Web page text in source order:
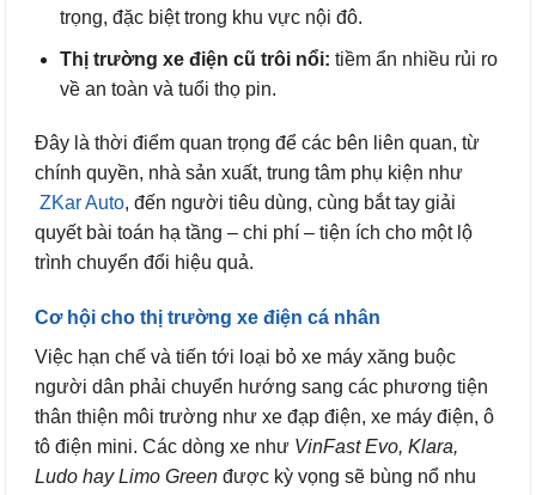
trọng, đặc biệt trong khu vực nội đô.
Thị trường xe điện cũ trôi nổi: tiềm ẩn nhiều rủi ro
về an toàn và tuổi thọ pin.
Đây là thời điểm quan trọng để các bên liên quan, từ
chính quyền, nhà sản xuất, trung tâm phụ kiện như
ZKar Auto, đến người tiêu dùng, cùng bắt tay giải
quyết bài toán hạ tầng – chi phí – tiện ích cho một lộ
trình chuyển đổi hiệu quả.
Cơ hội cho thị trường xe điện cá nhân
Việc hạn chế và tiến tới loại bỏ xe máy xăng buộc
người dân phải chuyển hướng sang các phương tiện
thân thiện môi trường như xe đạp điện, xe máy điện, ô
tô điện mini. Các dòng xe như VinFast Evo, Klara,
Ludo hay Limo Green được kỳ vọng sẽ bùng nổ nhu